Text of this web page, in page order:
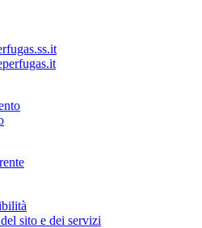
sito e dei servizi